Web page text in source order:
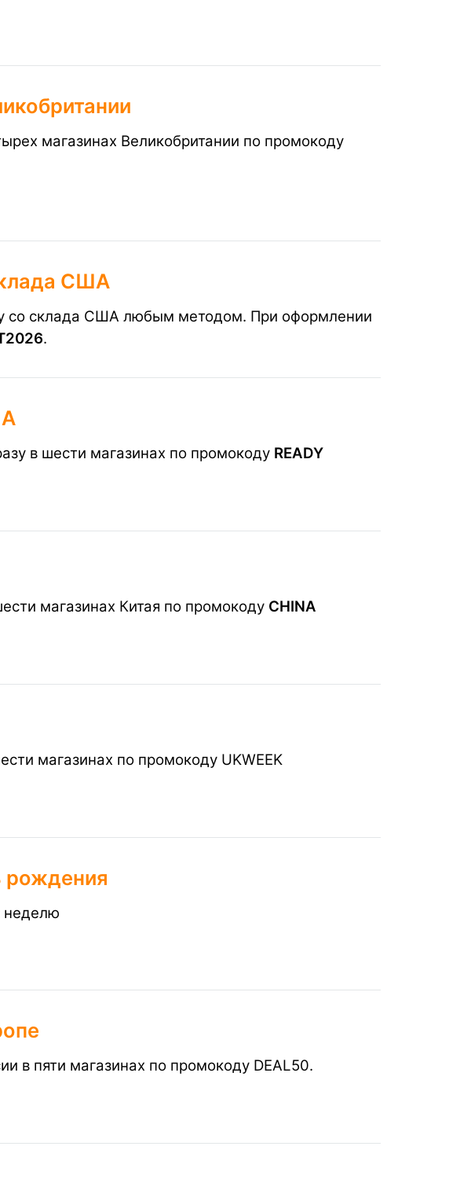
магазинах Великобритании по промокоду
США
со склада США любым методом. При оформлении
.
в шести магазинах по промокоду READY
магазинах Китая по промокоду CHINA
магазинах по промокоду UKWEEK
рождения
неделю
в пяти магазинах по промокоду DEAL50.